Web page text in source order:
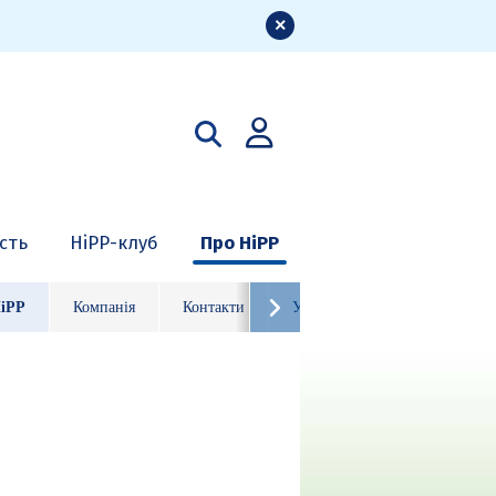
HiPP-клуб Про HiPP
Компанія Контакти Ура, HiPP 125 років!